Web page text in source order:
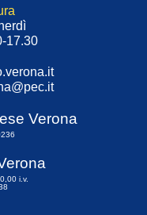
17.30
Verona
i.v.